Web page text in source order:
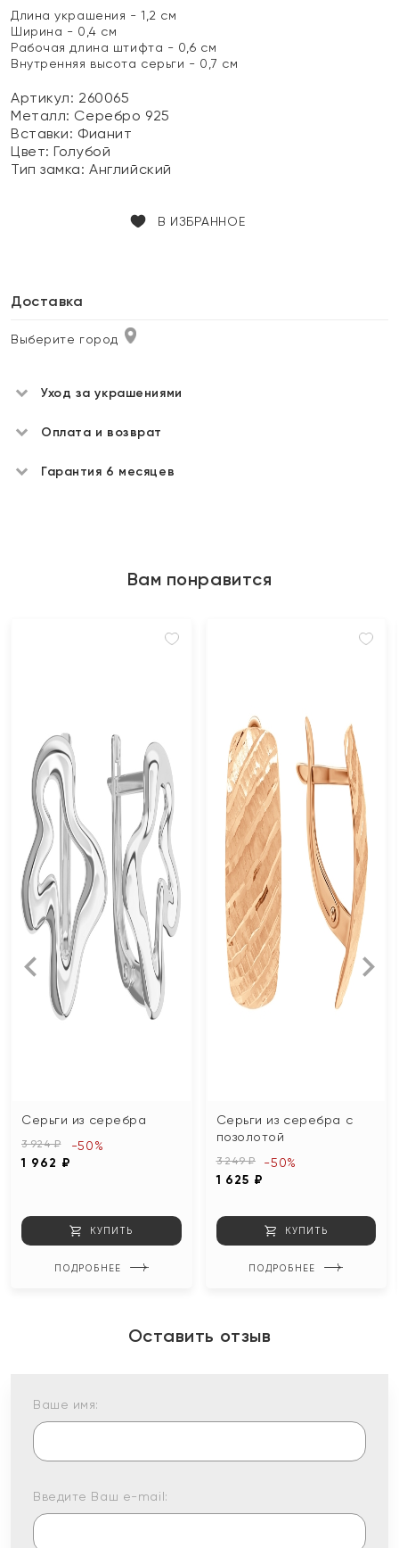
Длина украшения - 1,2 см
Ширина - 0,4 см
Рабочая длина штифта - 0,6 см
Внутренняя высота серьги - 0,7 см
Артикул: 260065
Металл: Серебро 925
Вставки: Фианит
Цвет:Голубой
Тип замка:Английский
В ИЗБРАННОЕ
Доставка
Выберите город
Уход за украшениями
Оплата и возврат
Гарантия 6 месяцев
Вам понравится
Серьги из серебра
3 924 ₽
1 962 ₽
-50%
КУПИТЬ
ПОДРОБНЕЕ
Серьги из серебра с
позолотой
3 249 ₽
1 625 ₽
-50%
КУПИТЬ
ПОДРОБНЕЕ
Оставить отзыв
Ваше имя:
Введите Ваш e-mail: